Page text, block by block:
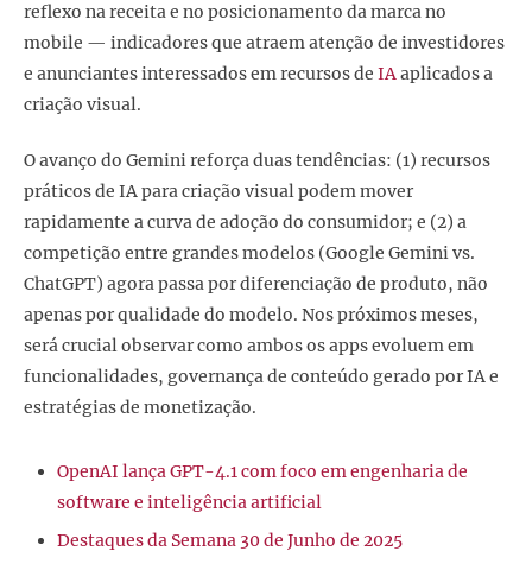
reflexo na receita e no posicionamento da marca no
mobile — indicadores que atraem atenção de investidores
e anunciantes interessados em recursos de IAaplicados a
criação visual.
O avanço do Gemini reforça duas tendências: (1) recursos
práticos de IA para criação visual podem mover
rapidamente a curva de adoção do consumidor; e (2) a
competição entre grandes modelos (Google Gemini vs.
ChatGPT) agora passa por diferenciação de produto, não
apenas por qualidade do modelo. Nos próximos meses,
será crucial observar como ambos os apps evoluem em
funcionalidades, governança de conteúdo gerado por IA e
estratégias de monetização.
OpenAI lança GPT-4.1 com foco em engenharia de
software e inteligência artificial
Destaques da Semana 30 de Junho de 2025